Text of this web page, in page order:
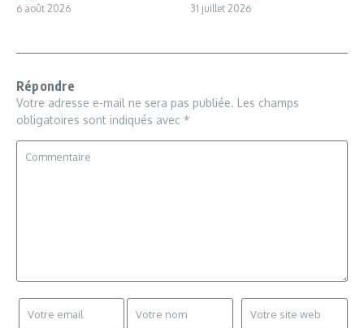
6 août 2026 31 juillet 2026
Répondre
Votre adresse e-mail ne sera pas publiée. Les champs
obligatoires sont indiqués avec *